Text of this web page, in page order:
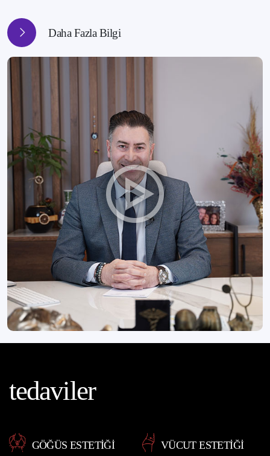
Daha Fazla Bilgi
tedaviler
GÖĞÜS ESTETİĞİ VÜCUT ESTETİĞİ